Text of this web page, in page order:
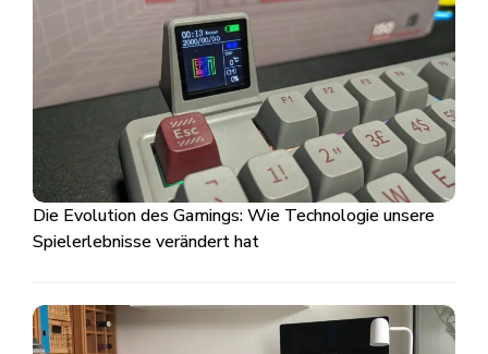
Die Evolution des Gamings: Wie Technologie unsere
Spielerlebnisse verändert hat